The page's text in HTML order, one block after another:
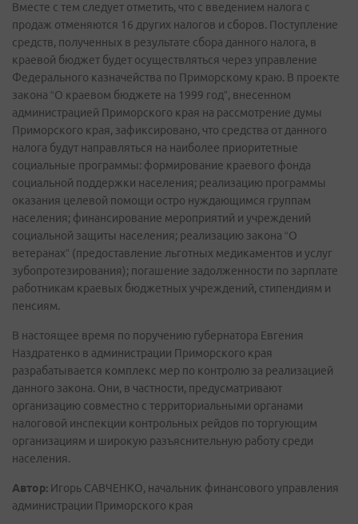
Вместе с тем следует отметить, что с введением налога с
продаж отменяются 16 других налогов и сборов. Поступление
средств, полученных в результате сбора данного налога, в
краевой бюджет будет осуществляться через управление
Федерального казначейства по Приморскому краю. В проекте
закона “О краевом бюджете на 1999 год”, внесенном
администрацией Приморского края на рассмотрение думы
Приморского края, зафиксировано, что средства от данного
налога будут направляться на наиболее приоритетные
социальные программы: формирование краевого фонда
социальной поддержки населения; реализацию программы
оказания целевой помощи остро нуждающимся группам
населения; финансирование мероприятий и учреждений
социальной защиты населения; реализацию закона “О
ветеранах” (предоставление льготных медикаментов и услуг
зубопротезирования); погашение задолженности по зарплате
работникам краевых бюджетных учреждений, стипендиям и
пенсиям.
В настоящее время по поручению губернатора Евгения
Наздратенко в администрации Приморского края
разрабатывается комплекс мер по контролю за реализацией
данного закона. Они, в частности, предусматривают
организацию совместно с территориальными органами
налоговой инспекции контрольных рейдов по торгующим
организациям и широкую разъяснительную работу среди
населения.
Автор: Игорь САВЧЕНКО, начальник финансового управления
администрации Приморского края